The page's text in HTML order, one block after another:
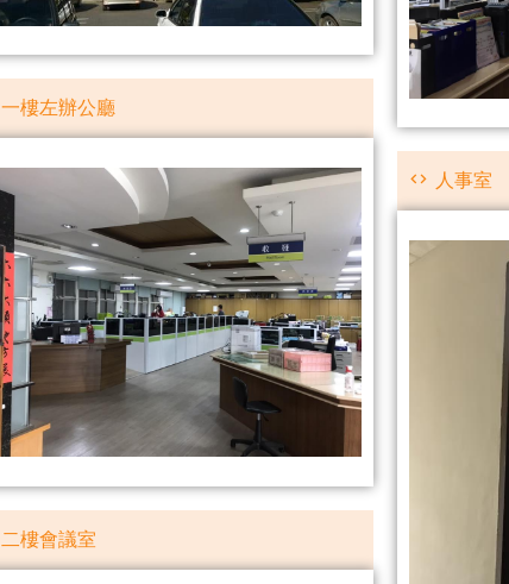
一樓左辦公廳
二樓會議室
人事室